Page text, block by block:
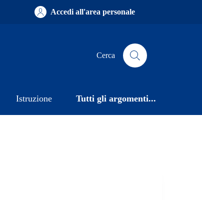
Accedi all'area personale
Cerca
Istruzione Tutti gli argomenti...